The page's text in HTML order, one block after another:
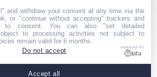
Contact | Politique de Confidentialité
and withdraw your consent at any time via the
or "continue without accepting" trackers and
to consent. You can also "set detailed
object to processing activities not subject to
remain valid for 6 months.
Do not accept
powered by
Accept all